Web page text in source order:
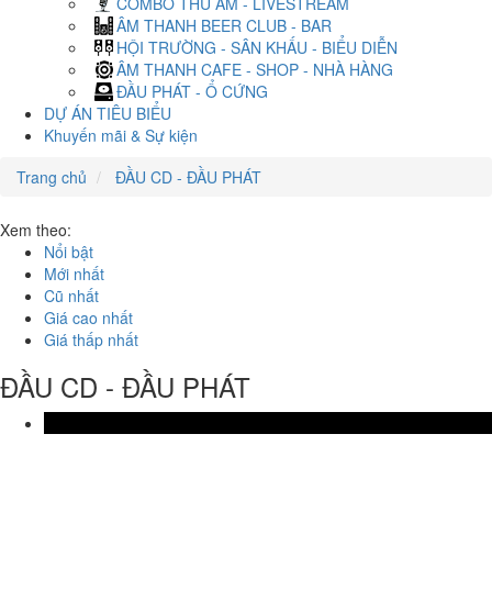
ÂM THANH BEER CLUB - BAR
HỘI TRƯỜNG - SÂN KHẤU - BIỂU DIỄN
ÂM THANH CAFE - SHOP - NHÀ HÀNG
ĐẦU PHÁT - Ổ CỨNG
DỰ ÁN TIÊU BIỂU
Khuyến mãi & Sự kiện
Trang chủ
ĐẦU CD - ĐẦU PHÁT
Xem theo:
Nổi bật
Mới nhất
Cũ nhất
Giá cao nhất
Giá thấp nhất
ĐẦU CD - ĐẦU PHÁT